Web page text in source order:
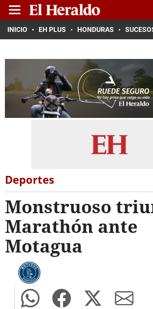
INICIO EH PLUS HONDURAS
Deportes
Monstruoso
Marathón ante
Motagua